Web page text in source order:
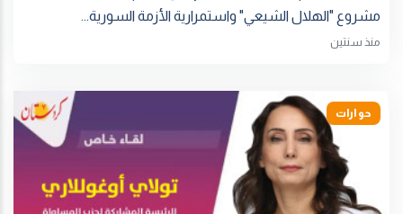
مشروع "الهلال الشيعي" واستمرارية الأزمة السورية...
منذ سنتين
حوارات